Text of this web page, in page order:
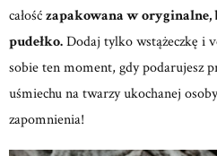
całośćzapakowana w oryginalne,
pudełko.Dodaj tylko wstążeczkę i
sobie ten moment, gdy podarujesz
uśmiechu na twarzy ukochanej
zapomnienia!